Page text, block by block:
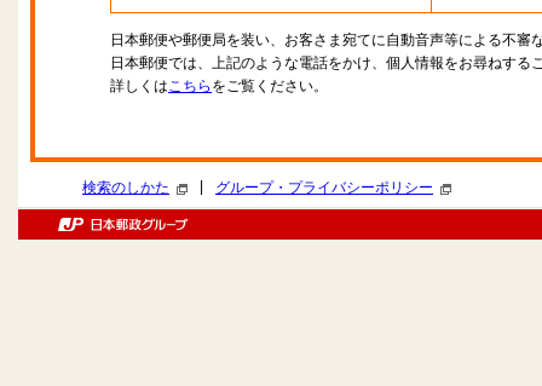
日本郵便や郵便局を装い、お客さま宛てに自動音声等による不審
日本郵便では、上記のような電話をかけ、個人情報をお尋ねする
詳しくはこちら をご覧ください。
検索のしかた グループ・プライバシーポリシー